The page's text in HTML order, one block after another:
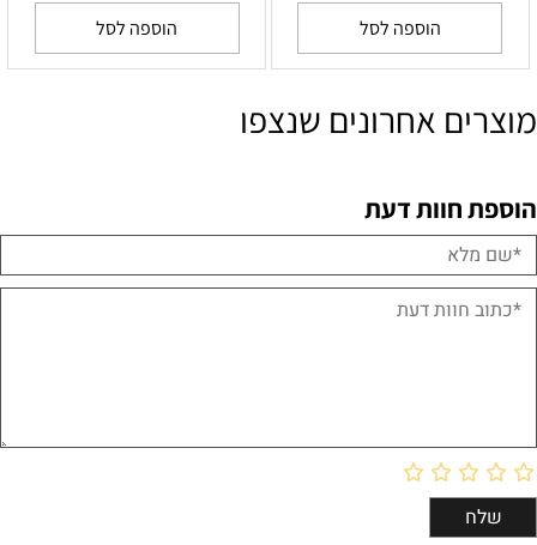
הוספה לסל הוספה לסל
מוצרים אחרונים שנצפו
הוספת חוות דעת